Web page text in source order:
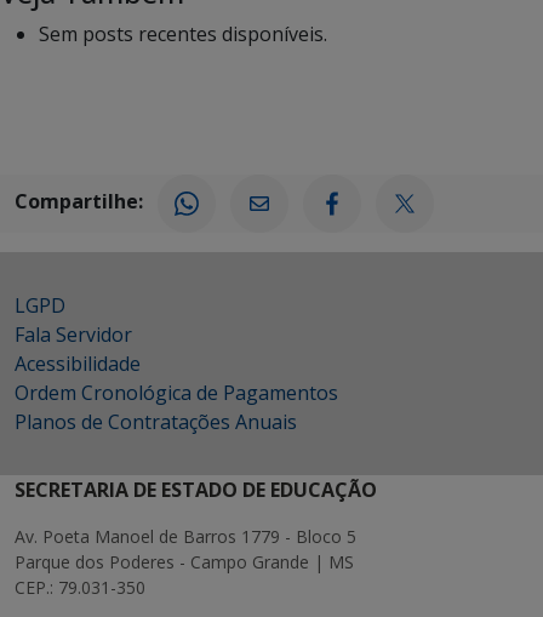
Sem posts recentes disponíveis.
Compartilhe:
LGPD
Fala Servidor
Acessibilidade
Ordem Cronológica de Pagamentos
Planos de Contratações Anuais
SECRETARIA DE ESTADO DE EDUCAÇÃO
Av. Poeta Manoel de Barros 1779 - Bloco 5
Parque dos Poderes - Campo Grande | MS
CEP.: 79.031-350